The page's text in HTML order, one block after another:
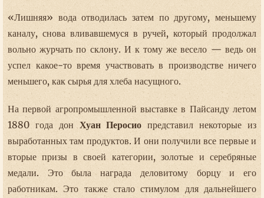
«Лишняя» вода отводилась затем по другому, меньшему
каналу, снова вливавшемуся в ручей, который продолжал
вольно журчать по склону. И к тому же весело — ведь он
успел какое-то время участвовать в производстве ничего
меньшего, как сырья для хлеба насущного.
На первой агропромышленной выставке в Пайсанду летом
1880 года донХуан Перосио представил некоторые из
выработанных там продуктов. И они получили все первые и
вторые призы в своей категории, золотые и серебряные
медали. Это была награда деловитому борцу и его
работникам. Это также стало стимулом для дальнейшего